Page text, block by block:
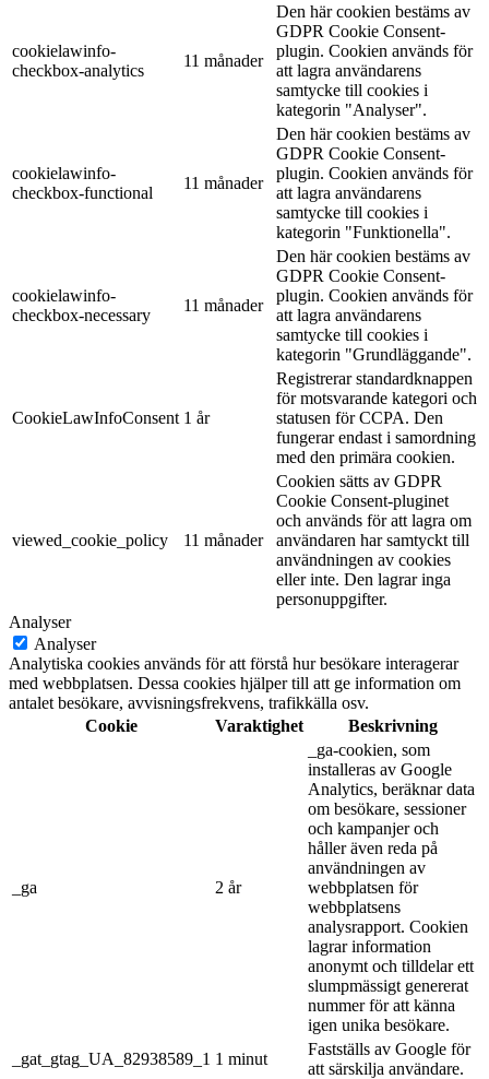
cookielawinfo-
checkbox-analytics
11 månader
Den här cookien bestäms av
GDPR Cookie Consent-
plugin. Cookien används för
att lagra användarens
samtycke till cookies i
kategorin "Analyser".
cookielawinfo-
checkbox-functional
11 månader
Den här cookien bestäms av
GDPR Cookie Consent-
plugin. Cookien används för
att lagra användarens
samtycke till cookies i
kategorin "Funktionella".
cookielawinfo-
checkbox-necessary
11 månader
Den här cookien bestäms av
GDPR Cookie Consent-
plugin. Cookien används för
att lagra användarens
samtycke till cookies i
kategorin "Grundläggande".
CookieLawInfoConsent 1 år
Registrerar standardknappen
för motsvarande kategori och
statusen för CCPA. Den
fungerar endast i samordning
med den primära cookien.
viewed_cookie_policy 11 månader
Cookien sätts av GDPR
Cookie Consent-pluginet
och används för att lagra om
användaren har samtyckt till
användningen av cookies
eller inte. Den lagrar inga
personuppgifter.
Analyser
Analyser
Analytiska cookies används för att förstå hur besökare interagerar
med webbplatsen. Dessa cookies hjälper till att ge information om
antalet besökare, avvisningsfrekvens, trafikkälla osv.
Cookie
Varaktighet Beskrivning
_ga 2 år
_ga-cookien, som
installeras av Google
Analytics, beräknar data
om besökare, sessioner
och kampanjer och
håller även reda på
användningen av
webbplatsen för
webbplatsens
analysrapport. Cookien
lagrar information
anonymt och tilldelar ett
slumpmässigt genererat
nummer för att känna
igen unika besökare.
_gat_gtag_UA_82938589_1 1 minut
Fastställs av Google för
att särskilja användare.